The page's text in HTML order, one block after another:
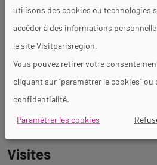
Jours et horaires
Attention, ce lieu est fermé
Visites
utilisons des cookies ou technologies
accéder à des informations
le site Visitparisregion.
Vous pouvez retirer votre
cliquant sur "paramétrer le cookies"
confidentialité.
Paramétrer les cookies